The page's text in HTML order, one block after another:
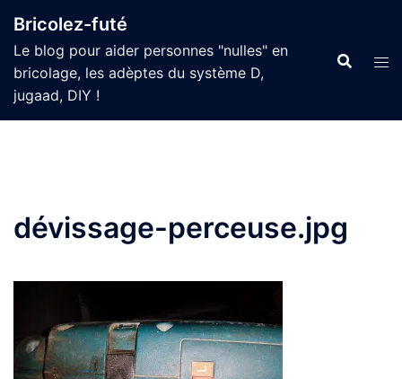
au
contenu
Bricolez-futé
Le blog pour aider personnes "nulles" en
bricolage, les adèptes du système D,
jugaad, DIY !
dévissage-perceuse.jpg